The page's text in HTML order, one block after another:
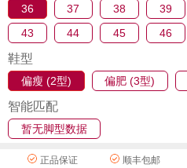
36 37 38 39
43
44 45 46
鞋型
偏瘦 (2型) 偏肥 (3型)
智能匹配
暂无脚型数据
正品保证 顺丰包邮